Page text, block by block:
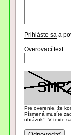
Prihláste sa a
Overovací text:
Pre overenie, že
Písmená musíte
obrázok". V texte